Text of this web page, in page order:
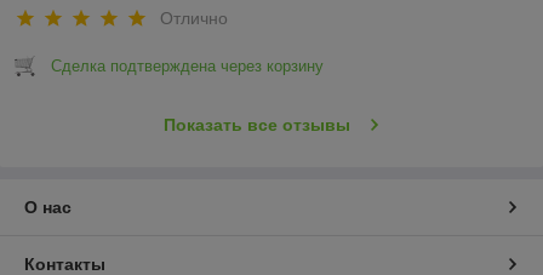
Отлично
Сделка подтверждена через корзину
Показать все отзывы
О нас
Контакты